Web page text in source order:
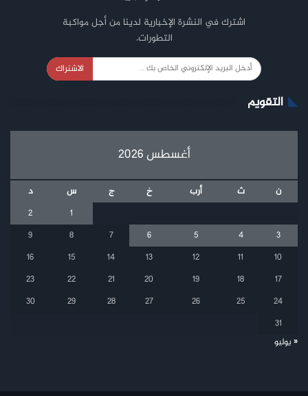
اشترك في النشرة الإخبارية لدينا من أجل مواكبة
التطورات.
الاشتراك
التقويم
أغسطس 2026
ن ث أرب خ ج س
د
1
2
3
4
5
6
7
8
9
10
11
12
13
14
15
16
17
18
19
20
21
22
23
24
25
26
27
28
29
30
31
« يوليو